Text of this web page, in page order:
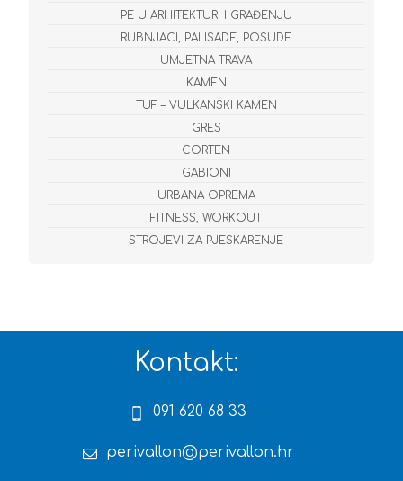
PE U ARHITEKTURI I GRAĐENJU
RUBNJACI, PALISADE, POSUDE
UMJETNA TRAVA
KAMEN
TUF – VULKANSKI KAMEN
GRES
CORTEN
GABIONI
URBANA OPREMA
FITNESS, WORKOUT
STROJEVI ZA PJESKARENJE
Kontakt:
091 620 68 33
perivallon@perivallon.hr